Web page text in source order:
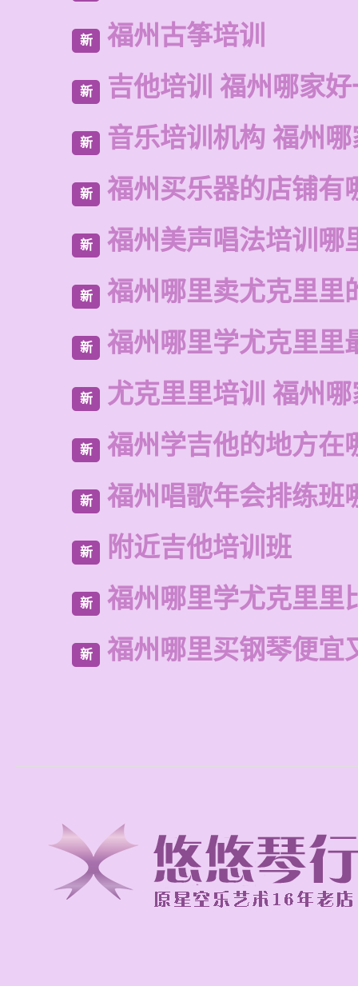
新 福州古筝培训
新 吉他培训 福州哪家
新 音乐培训机构 福州
新 福州买乐器的店铺有
新 福州美声唱法培训哪
新 福州哪里卖尤克里里
新 福州哪里学尤克里里
新 尤克里里培训 福州
新 福州学吉他的地方在
新 福州唱歌年会排练班
新 附近吉他培训班
新 福州哪里学尤克里里
新 福州哪里买钢琴便宜